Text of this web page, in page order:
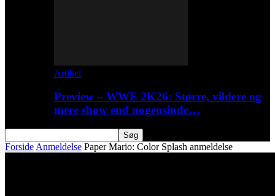
Artikel
Preview – WWE 2K26: Større, vildere og
mere show end nogensinde…
Forside Anmeldelse Paper Mario: Color Splash anmeldelse